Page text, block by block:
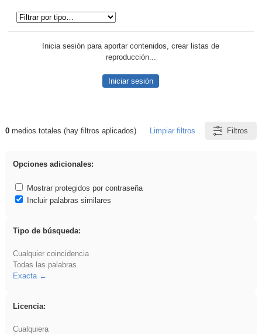
Inicia sesión para aportar contenidos, crear listas de
reproducción...
Iniciar sesión
Resultados de: regalo
0medios totales (hay filtros aplicados) Limpiar filtros Filtros
Opciones adicionales:
Mostrar protegidos por contraseña
Incluir palabras similares
Tipo de búsqueda:
Cualquier coincidencia
Todas las palabras
Exacta
Licencia:
Cualquiera